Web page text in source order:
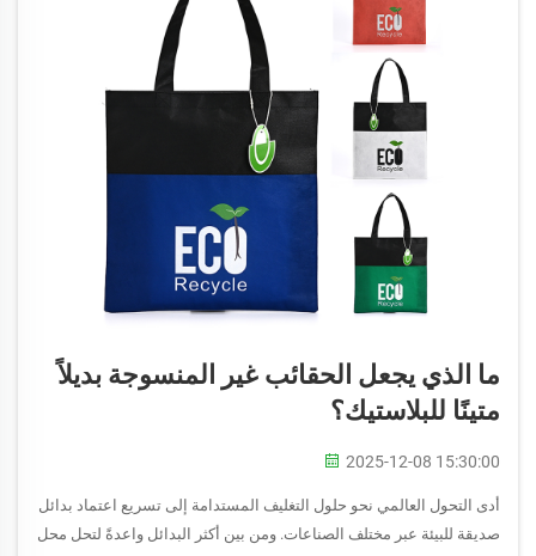
ما الذي يجعل الحقائب غير المنسوجة بديلاً
متينًا للبلاستيك؟
2025-12-08 15:30:00
أدى التحول العالمي نحو حلول التغليف المستدامة إلى تسريع اعتماد بدائل
صديقة للبيئة عبر مختلف الصناعات. ومن بين أكثر البدائل واعدةً لتحل محل